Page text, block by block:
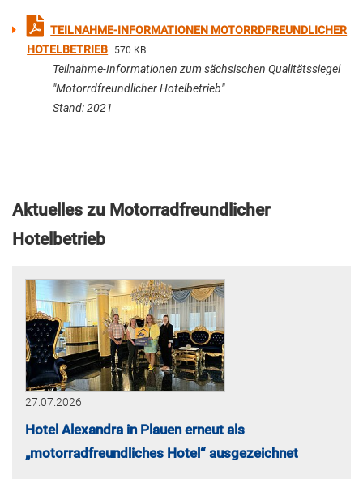
TEILNAHME-INFORMATIONEN MOTORRDFREUNDLICHER
HOTELBETRIEB
570 KB
Teilnahme-Informationen zum sächsischen Qualitätssiegel
"Motorrdfreundlicher Hotelbetrieb"
Stand: 2021
Aktuelles zu Motorradfreundlicher
Hotelbetrieb
27.07.2026
Hotel Alexandra in Plauen erneut als
„motorradfreundliches Hotel“ ausgezeichnet